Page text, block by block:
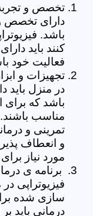
تخصص و
دارای تخصص و
باشد.
کنند باید
فعالیت خود
تجهیزات و
در منزل باید
باشد که برای
مناسب
تمرینی و
و انعطاف
مورد نیاز
برنامه ی
فیزیوتراپی
سازی شده
درمانی باید